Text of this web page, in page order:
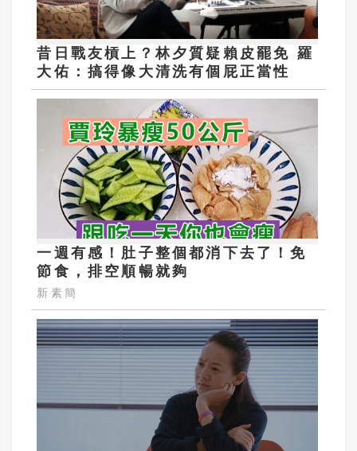
昔日戰友槓上？林夕質疑賴皮罷免 羅
大佑：搞得像大清洗有個屁正當性
一週有感！肚子整個都消下去了！免
節食，排空順暢就夠
新素簡